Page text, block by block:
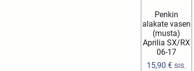
Penkin
alakate vasen
(musta)
Aprilia SX/RX
06-17
15,90€ SIS.